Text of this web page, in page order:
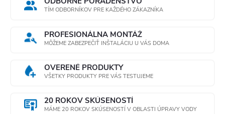
TÍM ODBORNÍKOV PRE KAŽDÉHO ZÁKAZNÍKA
PROFESIONÁLNA MONTÁŽ
MÔŽEME ZABEZPEČIŤ INŠTALÁCIU U VÁS DOMA
OVERENÉ PRODUKTY
VŠETKY PRODUKTY PRE VÁS TESTUJEME
20 ROKOV SKÚSENOSTÍ
MÁME 20 ROKOV SKÚSENOSTÍ V OBLASTI ÚPRAVY VODY